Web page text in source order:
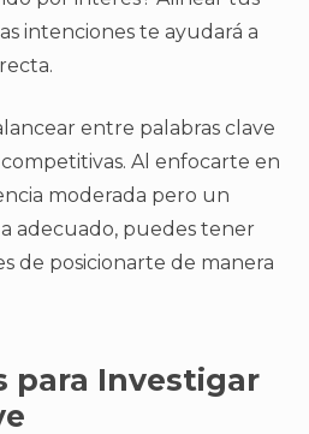
intenciones te ayudará a
entre palabras clave
Al enfocarte en
moderada pero un
adecuado, puedes tener
de posicionarte de manera
para Investigar